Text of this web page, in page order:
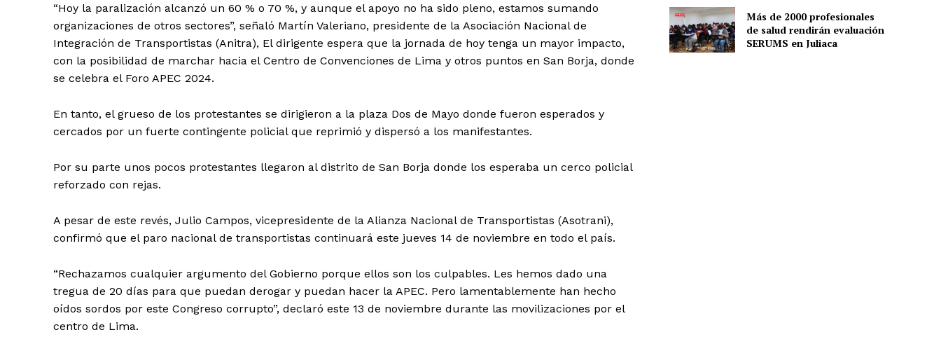
Diario los Andes
“Hoy la paralización alcanzó un 60 % o 70 %, y aunque el apoyo no ha sido pleno, estamos sumando
organizaciones de otros sectores”, señaló Martín Valeriano, presidente de la Asociación Nacional de
Integración de Transportistas (Anitra), El dirigente espera que la jornada de hoy tenga un mayor impacto,
con la posibilidad de marchar hacia el Centro de Convenciones de Lima y otros puntos en San Borja, donde
se celebra el Foro APEC 2024.
En tanto, el grueso de los protestantes se dirigieron a la plaza Dos de Mayo donde fueron esperados y
cercados por un fuerte contingente policial que reprimió y dispersó a los manifestantes.
Por su parte unos pocos protestantes llegaron al distrito de San Borja donde los esperaba un cerco policial
reforzado con rejas.
A pesar de este revés, Julio Campos, vicepresidente de la Alianza Nacional de Transportistas (Asotrani),
confirmó que el paro nacional de transportistas continuará este jueves 14 de noviembre en todo el país.
“Rechazamos cualquier argumento del Gobierno porque ellos son los culpables. Les hemos dado una
tregua de 20 días para que puedan derogar y puedan hacer la APEC. Pero lamentablemente han hecho
oídos sordos por este Congreso corrupto”, declaró este 13 de noviembre durante las movilizaciones por el
centro de Lima.
Más de 2000 profesionales
de salud rendirán evaluación
SERUMS en Juliaca